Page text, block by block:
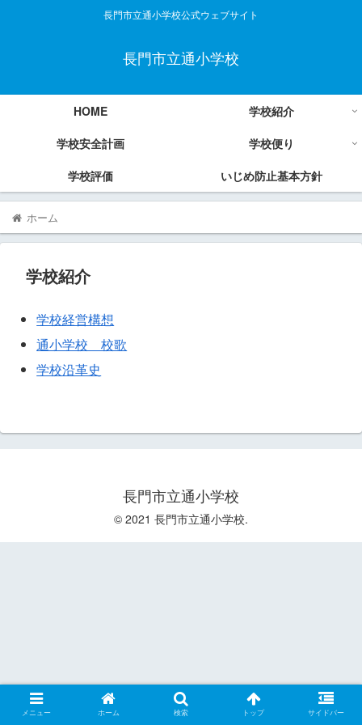
長門市立通小学校公式ウェブサイト
長門市立通小学校
HOME
学校紹介
学校安全計画
学校便り
学校評価
いじめ防止基本方針
ホーム
学校紹介
学校経営構想
通小学校 校歌
学校沿革史
長門市立通小学校
© 2021 長門市立通小学校.
メニュー ホーム 検索 トップ サイドバー